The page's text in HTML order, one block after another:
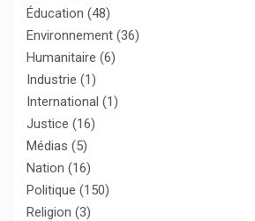
Éducation (48)
Environnement (36)
Humanitaire (6)
Industrie (1)
International (1)
Justice (16)
Médias (5)
Nation (16)
Politique (150)
Religion (3)